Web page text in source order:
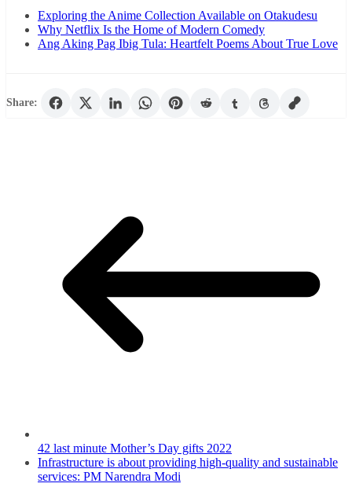
Exploring the Anime Collection Available on Otakudesu
Why Netflix Is the Home of Modern Comedy
Ang Aking Pag Ibig Tula: Heartfelt Poems About True Love
Share:
42 last minute Mother’s Day gifts 2022
Infrastructure is about providing high-quality and sustainable
services: PM Narendra Modi